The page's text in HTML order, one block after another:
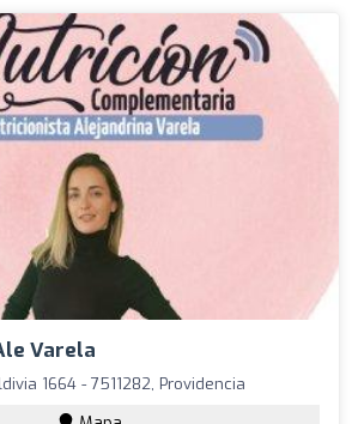
Varela
1664 - 7511282, Providencia